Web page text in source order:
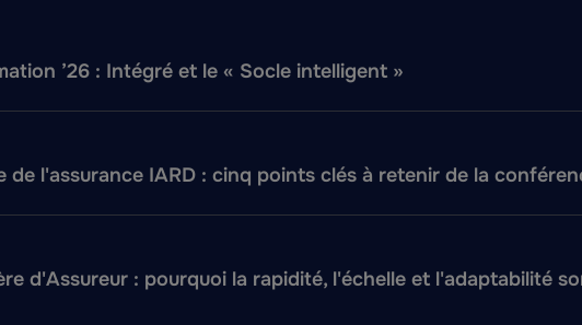
’26 : Intégré et le « Socle intelligent »
de l'assurance IARD : cinq points clés à retenir de la
d'Assureur : pourquoi la rapidité, l'échelle et l'adaptabilité